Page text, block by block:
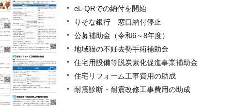
eL-QRでの納付を開始
りそな銀行 窓口納付停止
公募補助金（令和6～8年度）
地域猫の不妊去勢手術補助金
住宅用設備等脱炭素化促進事業補助金
住宅リフォーム工事費用の助成
耐震診断・耐震改修工事費用の助成